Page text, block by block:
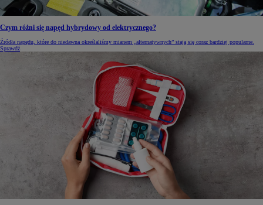
Czym różni się napęd hybrydowy od elektrycznego?
Źródła napędu, które do niedawna określaliśmy mianem „alternatywnych” stają się coraz bardziej popularne.
Sprawdź